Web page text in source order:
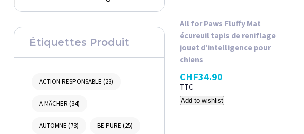
Étiquettes Produit
ACTION RESPONSABLE (23)
A MÂCHER (34)
AUTOMNE (73) BE PURE (25)
All for Paws Fluffy Mat
écureuil tapis de reniflage
jouet d’intelligence pour
chiens
CHF34.90
TTC
Add to wishlist